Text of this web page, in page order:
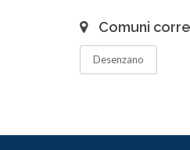
Comuni
Desenzano